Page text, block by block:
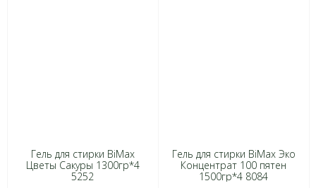
Гель для стирки BiMax
Цветы Сакуры 1300гр*4
5252
Гель для стирки BiMax Эко
Концентрат 100 пятен
1500гр*4 8084